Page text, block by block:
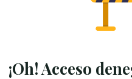
¡Oh! Acceso